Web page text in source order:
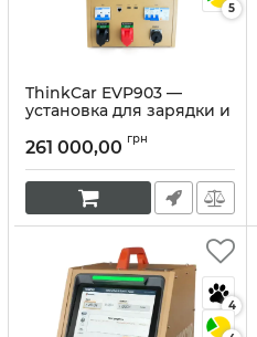
5
ThinkCar EVP903 —
установка для зарядки и
аккумуляторных батарей
Артикул:10411
261 000,00 грн
4